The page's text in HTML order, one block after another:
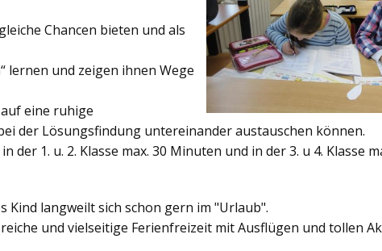
Chancen bieten und als
lernen und zeigen ihnen Wege
eine ruhige
der Lösungsfindung untereinander austauschen können.
1. u. 2. Klasse max. 30 Minuten und in der 3. u 4. Klasse
Kind langweilt sich schon gern im "Urlaub".
und vielseitige Ferienfreizeit mit Ausflügen und tollen